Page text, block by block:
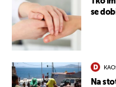
se
Na